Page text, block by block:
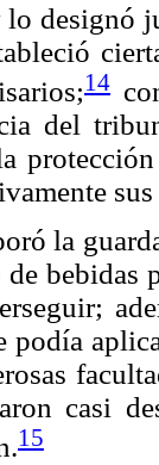
designó
14
del
la
bebidas
podía
casi
15